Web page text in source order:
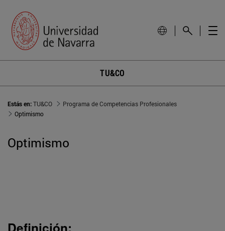
TU&CO
Estás en:TU&CO
Programa de Competencias Profesionales
Optimismo
Optimismo